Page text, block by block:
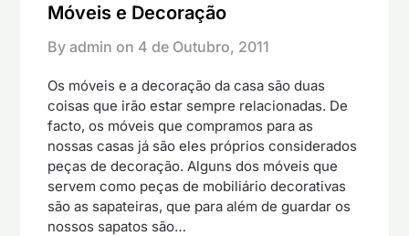
Móveis e Decoração
By admin on 4 de Outubro, 2011
Os móveis e a decoração da casa são duas
coisas que irão estar sempre relacionadas. De
facto, os móveis que compramos para as
nossas casas já são eles próprios considerados
peças de decoração. Alguns dos móveis que
servem como peças de mobiliário decorativas
são as sapateiras, que para além de guardar os
nossos sapatos são…